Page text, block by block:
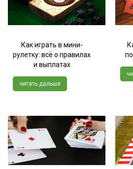
Как играть в мини-
рулетку: всё о правилах
и выплатах
читать дальше